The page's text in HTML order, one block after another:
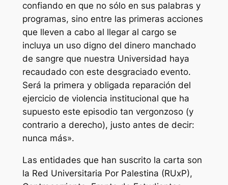
confiando en que no sólo en sus palabras y
programas, sino entre las primeras acciones
que lleven a cabo al llegar al cargo se
incluya un uso digno del dinero manchado
de sangre que nuestra Universidad haya
recaudado con este desgraciado evento.
Será la primera y obligada reparación del
ejercicio de violencia institucional que ha
supuesto este episodio tan vergonzoso (y
contrario a derecho), justo antes de decir:
nunca más».
Las entidades que han suscrito la carta son
la Red Universitaria Por Palestina (RUxP),